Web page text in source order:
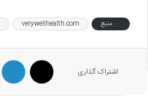
منبع verywellhealth.com
اشتراک گذاری